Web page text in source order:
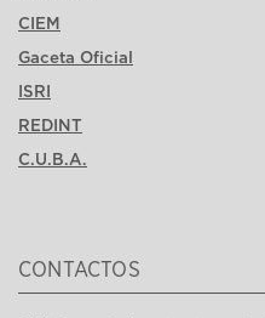
CIEM
Gaceta Oficial
ISRI
REDINT
C.U.B.A.
CONTACTOS